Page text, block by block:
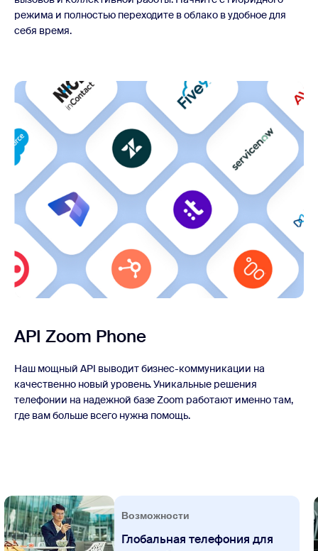
режима и полностью переходите в облако в удобное для
себя время.
API Zoom Phone
Наш мощный API выводит бизнес-коммуникации на
качественно новый уровень. Уникальные решения
телефонии на надежной базе Zoom работают именно там,
где вам больше всего нужна помощь.
Возможности
Глобальная телефония для